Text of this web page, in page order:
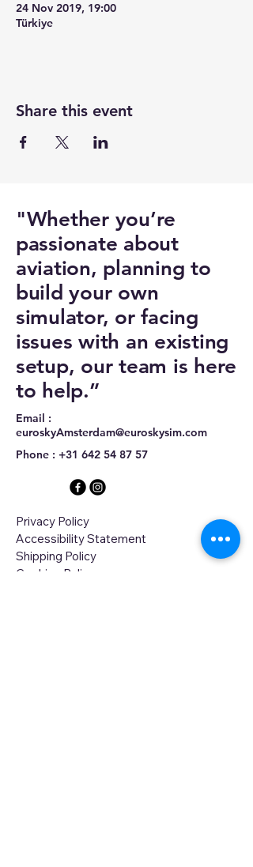
24 Nov 2019, 19:00
Türkiye
Share this event
"Whether you’re
passionate about
aviation, planning to
build your own
simulator, or facing
issues with an existing
setup, our team is here
to help.”
Email :
euroskyAmsterdam@euroskysim.com
Phone : +31 642 54 87 57
Privacy Policy
Accessibility Statement
Shipping Policy
Cookies Policy